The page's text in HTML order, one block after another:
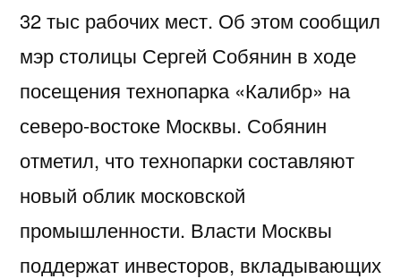
32 тыс рабочих мест. Об этом сообщил
мэр столицы Сергей Собянин в ходе
посещения технопарка «Калибр» на
северо-востоке Москвы. Собянин
отметил, что технопарки составляют
новый облик московской
промышленности. Власти Москвы
поддержат инвесторов, вкладывающих